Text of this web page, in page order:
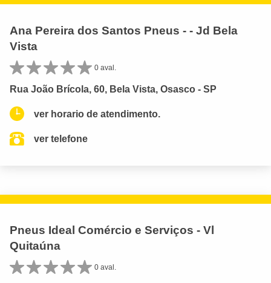
Ana Pereira dos Santos Pneus - - Jd Bela
Vista
0 aval.
Rua João Brícola, 60, Bela Vista, Osasco - SP
ver horario de atendimento.
ver telefone
Pneus Ideal Comércio e Serviços - Vl
Quitaúna
0 aval.